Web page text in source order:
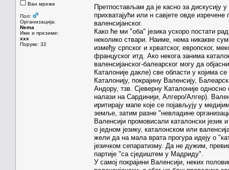
Ван мреже
Пол:
Организација:
Nema
Име и презиме:
xxx
Поруке: 32
Претпостављам да је касно за дискусију
прихватајући или н савјете овде
валенсијанског.
Како ће ми "оба" језика ускоро постати
неколико ствари. Наиме, нема никакве
између српског и хрватског, европског,
француског итд. Ако некога занима
валенсијанског-балеарског могу да
Каталоније дакле) све области у
Каталонију, покрајину Валенсију,
Андору, тзв. Сјеверну Каталоније
налази на Сардинији, Алгеро/Алгер).
иритирају мапе које се појављују у
земље, затим разне "невладине
Валенсији промовисали каталонски
о једном језику, каталонском или
жели да на мала врата прогура идеју о
језичком сепаратизму. Да не дужим,
партије "са сједиштем у Мадриду".
У самој покрајини Валенсији, неких